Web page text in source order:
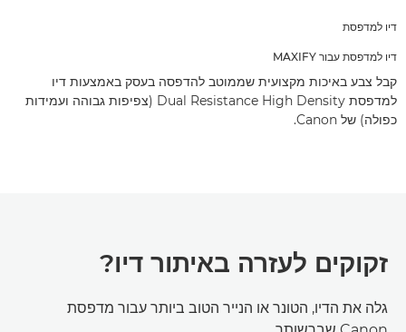
דיו למדפסת
דיו למדפסת עבור MAXIFY
קבל צבע באיכות מקצועית שממוטב להדפסה בעסק באמצעות דיו
למדפסת Dual Resistance High Density (צפיפות גבוהה ועמידות
כפולה) של Canon.
זקוקים לעזרה באיתור דיו?
גלה את הדיו, הטונר או הנייר הטוב ביותר עבור מדפסת